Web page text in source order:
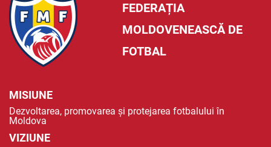
FEDERAȚIA
MOLDOVENEASCĂ DE
FOTBAL
MISIUNE
Dezvoltarea, promovarea și protejarea fotbalului în
Moldova
VIZIUNE